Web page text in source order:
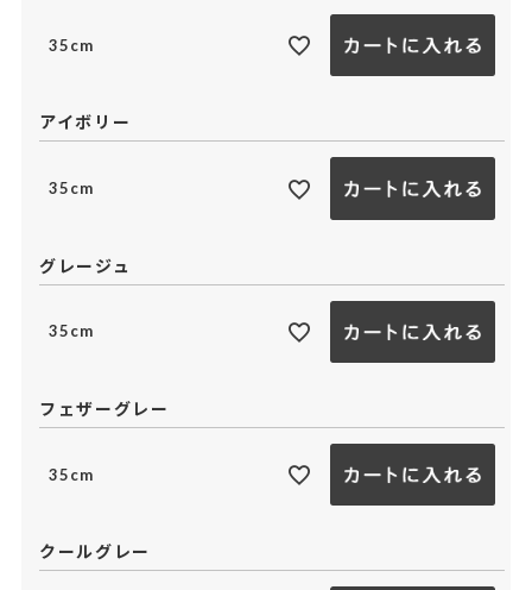
35cm
アイボリー
35cm
グレージュ
35cm
フェザーグレー
35cm
クールグレー